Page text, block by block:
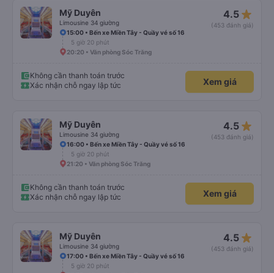
Mỹ Duyên
Limousine 34 giường
4.5 star_rate
(453 đánh giá)
15:00 • Bến xe Miền Tây - Quầy vé số 16
5 giờ 20 phút
20:20 • Văn phòng Sóc Trăng
Không cần thanh toán trước
Xác nhận chỗ ngay lập tức
Xem giá
Mỹ Duyên
Limousine 34 giường
4.5 star_rate
(453 đánh giá)
16:00 • Bến xe Miền Tây - Quầy vé số 16
5 giờ 20 phút
21:20 • Văn phòng Sóc Trăng
Không cần thanh toán trước
Xác nhận chỗ ngay lập tức
Xem giá
Mỹ Duyên
Limousine 34 giường
4.5 star_rate
(453 đánh giá)
17:00 • Bến xe Miền Tây - Quầy vé số 16
5 giờ 20 phút